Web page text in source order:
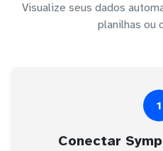
Visualize seus dados
planilhas ou
1
Conectar